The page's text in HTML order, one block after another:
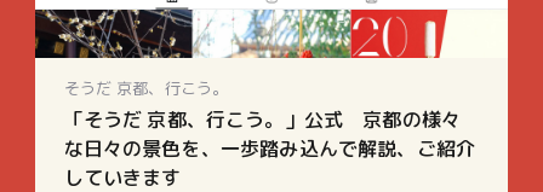
そうだ 京都、行こう。
「そうだ 京都、行こう。」公式 京都の様々
な日々の景色を、一歩踏み込んで解説、ご紹介
していきます